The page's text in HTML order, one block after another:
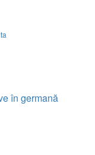
în germană